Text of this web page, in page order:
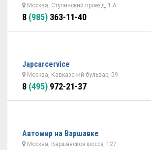
Москва, Ступинский проезд, 1 А
8 (985) 363-11-40
Japcarcervice
Москва, Кавказский бульвар, 59
8 (495) 972-21-37
Автомир на Варшавке
Москва, Варшавское шоссе, 127